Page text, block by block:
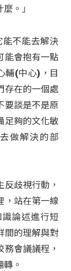
。」
不能去解決
能會抱有一點
輔(中心)，目
存在的一個處
要談是不是原
足夠的文化敏
做解決的部
歧視行動，
，站在第一線
論述進行短
間的理解與對
會議議程，
。